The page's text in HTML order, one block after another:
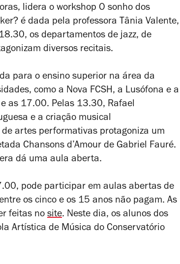
lidera o workshop O sonho dos
é dada pela professora Tânia Valente,
os departamentos de jazz, de
diversos recitais.
para o ensino superior na área da
como a Nova FCSH, a Lusófona e a
as 17.00. Pelas 13.30, Rafael
e a criação musical
artes performativas protagoniza um
Chansons d’Amour de Gabriel Fauré.
dá uma aula aberta.
pode participar em aulas abertas de
os cinco e os 15 anos não pagam. As
feitas no site. Neste dia, os alunos dos
Artística de Música do Conservatório